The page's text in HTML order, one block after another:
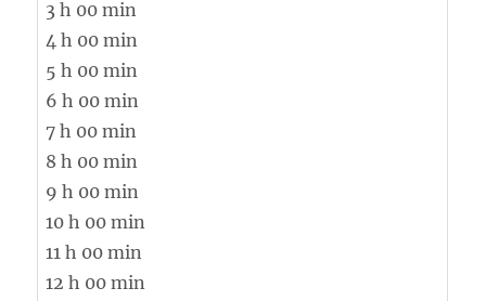
3 h 00 min
4 h 00 min
5 h 00 min
6 h 00 min
7 h 00 min
8 h 00 min
9 h 00 min
10 h 00 min
11 h 00 min
12 h 00 min